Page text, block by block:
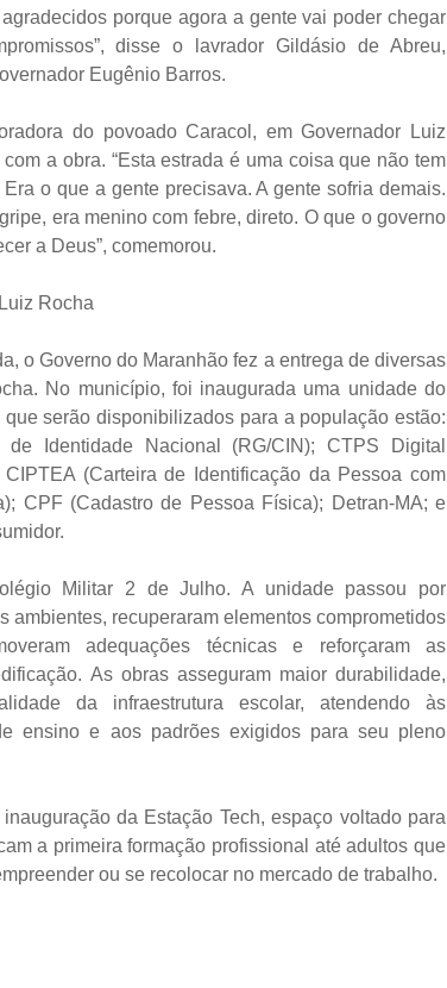
porque agora a gente vai poder chegar
disse o lavrador Gildásio de Abreu,
Eugênio Barros.
do povoado Caracol, em Governador Luiz
a obra. “Esta estrada é uma coisa que não tem
o que a gente precisava. A gente sofria demais.
era menino com febre, direto. O que o governo
a Deus”, comemorou.
Rocha
o Governo do Maranhão fez a entrega de diversas
No município, foi inaugurada uma unidade do
serão disponibilizados para a população estão:
Identidade Nacional (RG/CIN); CTPS Digital
(Carteira de Identificação da Pessoa com
CPF (Cadastro de Pessoa Física); Detran-MA; e
Militar 2 de Julho. A unidade passou por
ambientes, recuperaram elementos comprometidos
adequações técnicas e reforçaram as
As obras asseguram maior durabilidade,
da infraestrutura escolar, atendendo às
ensino e aos padrões exigidos para seu pleno
da Estação Tech, espaço voltado para
a primeira formação profissional até adultos que
ou se recolocar no mercado de trabalho.